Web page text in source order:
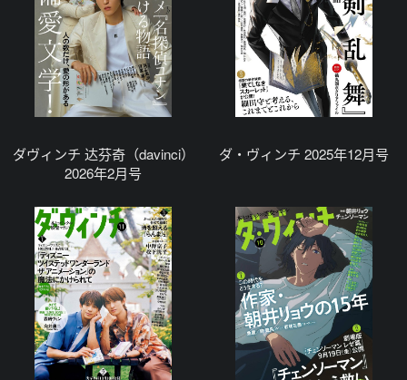
ダヴィンチ 达芬奇（davinci）
2026年2月号
ダ・ヴィンチ 2025年12月号